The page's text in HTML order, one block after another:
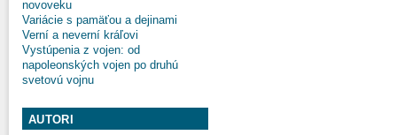
novoveku
Variácie s pamäťou a dejinami
Verní a neverní kráľovi
Vystúpenia z vojen: od
napoleonských vojen po druhú
svetovú vojnu
AUTORI